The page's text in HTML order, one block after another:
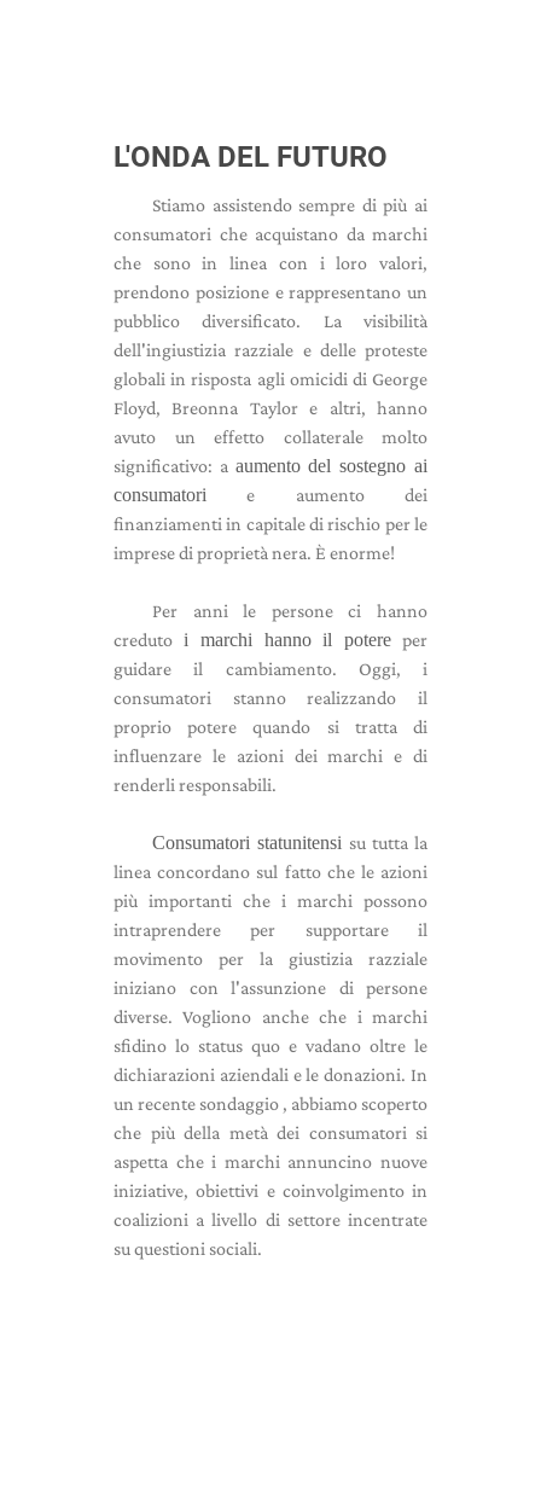
L'ONDA DEL FUTURO
Stiamo assistendo sempre di più ai
consumatori che acquistano da marchi
che sono in linea con i loro valori,
prendono posizione e rappresentano un
pubblico diversificato. La visibilità
dell'ingiustizia razziale e delle proteste
globali in risposta agli omicidi di George
Floyd, Breonna Taylor e altri, hanno
avuto un effetto collaterale molto
significativo: a aumento del sostegno ai
consumatori e aumento dei
finanziamenti in capitale di rischio per le
imprese di proprietà nera. È enorme!
Per anni le persone ci hanno
creduto i marchi hanno il potere per
guidare il cambiamento. Oggi, i
consumatori stanno realizzando il
proprio potere quando si tratta di
influenzare le azioni dei marchi e di
renderli responsabili.
Consumatori statunitensi su tutta la
linea concordano sul fatto che le azioni
più importanti che i marchi possono
intraprendere per supportare il
movimento per la giustizia razziale
iniziano con l'assunzione di persone
diverse. Vogliono anche che i marchi
sfidino lo status quo e vadano oltre le
dichiarazioni aziendali e le donazioni. In
un recente sondaggio , abbiamo scoperto
che più della metà dei consumatori si
aspetta che i marchi annuncino nuove
iniziative, obiettivi e coinvolgimento in
coalizioni a livello di settore incentrate
su questioni sociali.